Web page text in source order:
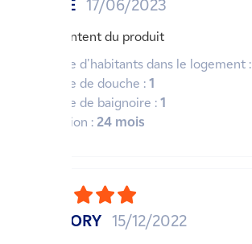
MARIE 17/06/2023
Très content du produit
Nombre d'habitants dans le logement :
Nombre de douche : 1
Nombre de baignoire : 1
Utilisation : 24 mois
GREGORY 15/12/2022